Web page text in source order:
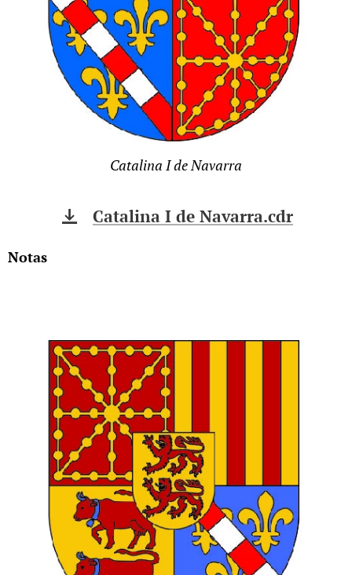
Catalina I de Navarra
Catalina I de Navarra.cdr
Notas